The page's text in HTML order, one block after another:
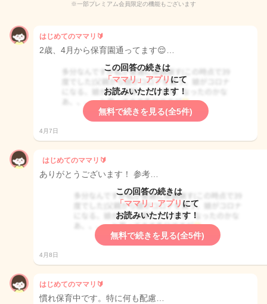
※一部プレミアム会員限定の機能もございます
はじめてのママリ🔰
2歳、4月から保育園通ってます😌…
この回答の続きは
「ママリ」アプリ にて
お読みいただけます！
無料で続きを見る(全5件)
4月7日
はじめてのママリ🔰
ありがとうございます！ 参考…
この回答の続きは
「ママリ」アプリ にて
お読みいただけます！
無料で続きを見る(全5件)
4月8日
はじめてのママリ🔰
慣れ保育中です。特に何も配慮…